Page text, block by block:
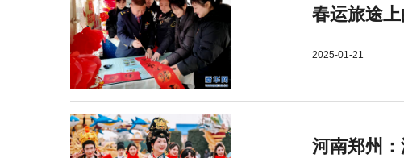
春运旅途
2025-01-21
河南郑州